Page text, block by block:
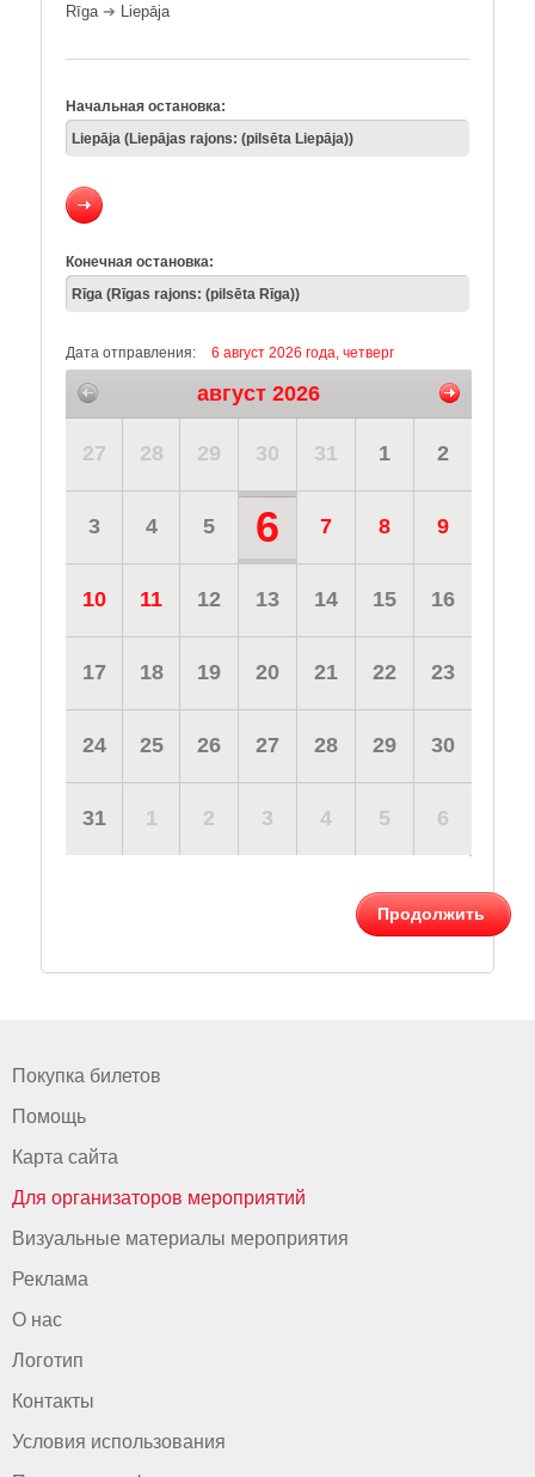
Rīga➔ Liepāja
Начальная остановка:
Конечная остановка:
Дата отправления: 6 август 2026 года, четверг
август 2026
27 28 29 30 31 1 2
3 4 5 6 7 8 9
10 11 12 13 14 15 16
17 18 19 20 21 22 23
24 25 26 27 28 29 30
31 1 2 3 4 5 6
Продолжить
Покупка билетов
Помощь
Карта сайта
Для организаторов мероприятий
Визуальные материалы мероприятия
Реклама
О нас
Логотип
Контакты
Условия использования